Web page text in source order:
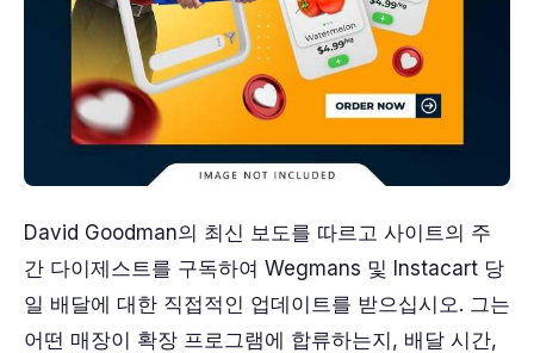
David Goodman의 최신 보도를 따르고 사이트의 주
간 다이제스트를 구독하여 Wegmans 및 Instacart 당
일 배달에 대한 직접적인 업데이트를 받으십시오. 그는
어떤 매장이 확장 프로그램에 합류하는지, 배달 시간,